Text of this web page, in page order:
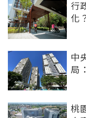
行
化
中
局
桃